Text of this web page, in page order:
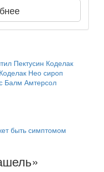
Пектусин Коделак
Коделак Нео сироп
Балм Амтерсол
быть симптомом